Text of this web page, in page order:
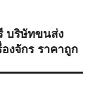
บริษัทขนส่ง
งจักร ราคาถูก